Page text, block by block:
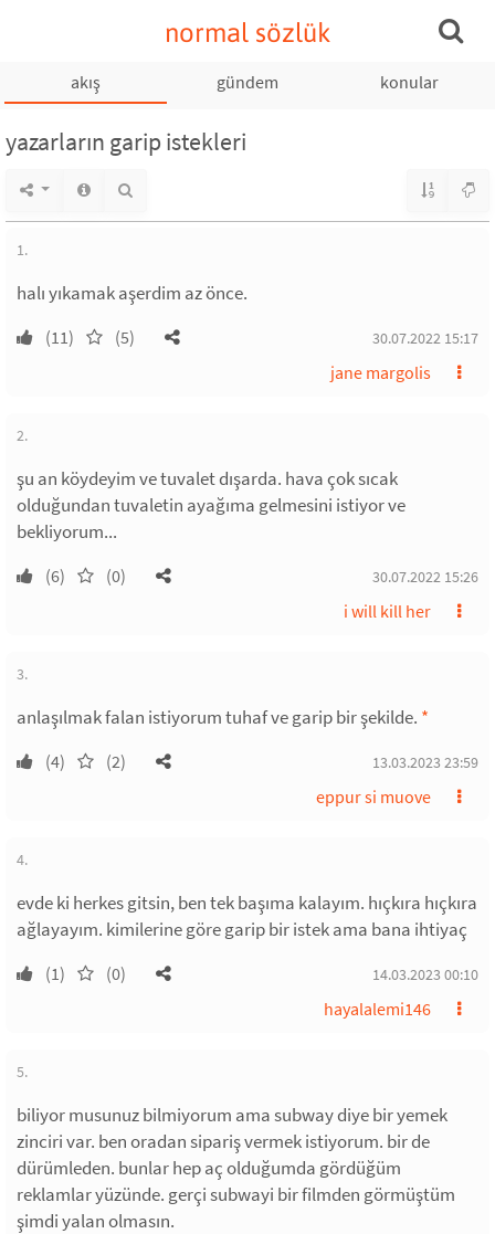
normal sözlük
akış gündem konular
yazarların garip istekleri
1.
halı yıkamak aşerdim az önce.
(11) (5) 30.07.2022 15:17
jane margolis
2.
şu an köydeyim ve tuvalet dışarda. hava çok sıcak
olduğundan tuvaletin ayağıma gelmesini istiyor ve
bekliyorum...
(6) (0) 30.07.2022 15:26
i will kill her
3.
anlaşılmak falan istiyorum tuhaf ve garip bir şekilde. *
(4) (2) 13.03.2023 23:59
eppur si muove
4.
evde ki herkes gitsin, ben tek başıma kalayım. hıçkıra hıçkıra
ağlayayım. kimilerine göre garip bir istek ama bana ihtiyaç
(1) (0) 14.03.2023 00:10
hayalalemi146
5.
biliyor musunuz bilmiyorum ama subway diye bir yemek
zinciri var. ben oradan sipariş vermek istiyorum. bir de
dürümleden. bunlar hep aç olduğumda gördüğüm
reklamlar yüzünde. gerçi subwayi bir filmden görmüştüm
şimdi yalan olmasın.